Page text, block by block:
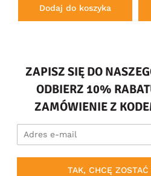
Dodaj do koszyka
ZAPISZ SIĘ DO
ODBIERZ 10%
ZAMÓWIENIE Z
TAK, CHCĘ